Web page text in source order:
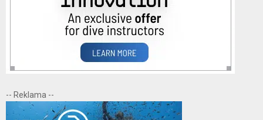
-- Reklama --